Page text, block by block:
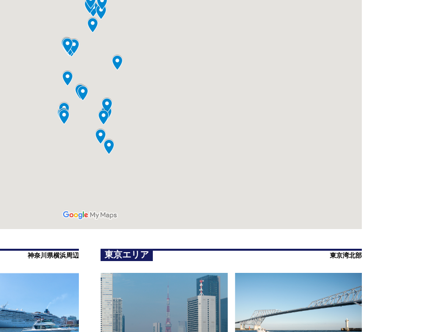
神奈川県横浜周辺 東京エリア 東京湾北部